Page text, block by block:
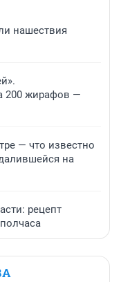
нашествия
200 жирафов —
— что известно
на
рецепт